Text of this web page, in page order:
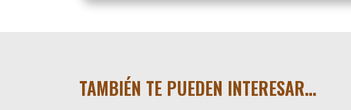
TAMBIÉN TE PUEDEN INTERESAR…